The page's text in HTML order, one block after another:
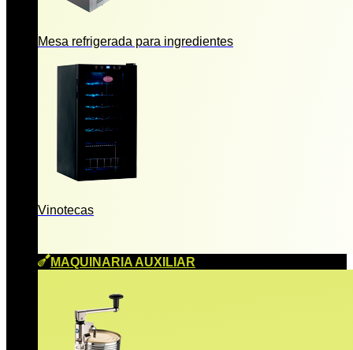
Mesa refrigerada para ingredientes
Vinotecas
MAQUINARIA AUXILIAR